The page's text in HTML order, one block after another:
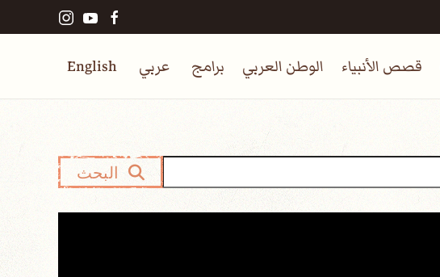
قصص الأنبياء الوطن العربي برامج عربي English
البحث